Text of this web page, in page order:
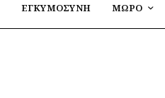
ΕΓΚΥΜΟΣΥΝΗ ΜΩΡΟ